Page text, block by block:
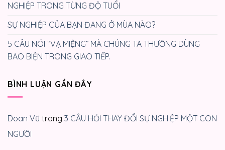
NGHIỆP TRONG TỪNG ĐỘ TUỔI
SỰ NGHIỆP CỦA BẠN ĐANG Ở MÙA NÀO?
5 CÂU NÓI “VẠ MIỆNG” MÀ CHÚNG TA THƯỜNG DÙNG
BAO BIỆN TRONG GIAO TIẾP.
BÌNH LUẬN GẦN ĐÂY
Doan Vũ trong 3 CÂU HỎI THAY ĐỔI SỰ NGHIỆP MỘT CON
NGƯỜI